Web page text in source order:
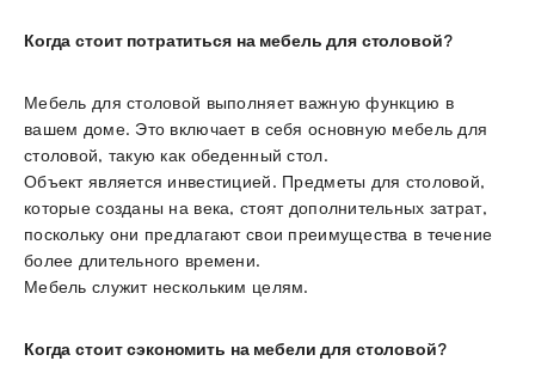
Когда стоит потратиться на мебель для столовой?
Мебель для столовой выполняет важную функцию в
вашем доме. Это включает в себя основную мебель для
столовой, такую ​​как обеденный стол.
Объект является инвестицией. Предметы для столовой,
которые созданы на века, стоят дополнительных затрат,
поскольку они предлагают свои преимущества в течение
более длительного времени.
Мебель служит нескольким целям.
Когда стоит сэкономить на мебели для столовой?